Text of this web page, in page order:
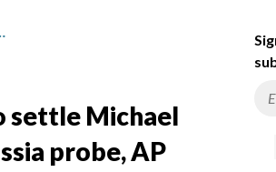
IN RUSSIA PROBE, AP SOURCE SAYS
settle Michael
probe, AP